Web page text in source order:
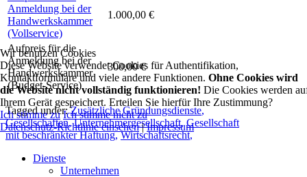
Anmeldung bei der
Handwerkskammer
(Vollservice)
1.000,00 €
Aufpreis für die
Anmeldung bei der
Handwerkskammer
(Budget-Service)
300,00 €
Tagged under:Zusätzliche Gründungsdienste,
Gesellschaften, Unternehmergesellschaft, Gesellschaft
mit beschränkter Haftung, Wirtschaftsrecht,
Dienste
Unternehmen
Wir benutzen Cookies
Diese Website verwendet Cookies für Authentifikation,
Kontaktformulare und viele andere Funktionen. Ohne Cookies wird
die Website nicht vollständig funktionieren! Die Cookies werden
Ihrem Gerät gespeichert. Erteilen Sie hierfür Ihre Zustimmung?
Ich stimme zu Ich stimme nicht zu
Datenschutz-Richtlinie einsehen|Impressum